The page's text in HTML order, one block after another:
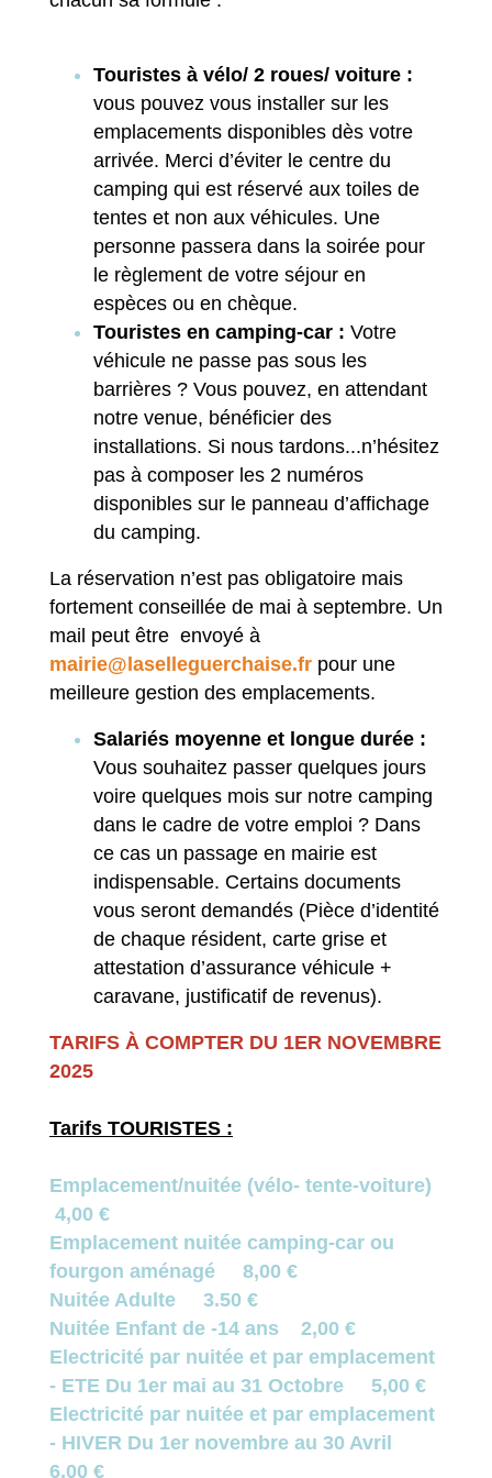
Touristes à vélo/ 2 roues/ voiture :
vous pouvez vous installer sur les
emplacements disponibles dès votre
arrivée. Merci d’éviter le centre du
camping qui est réservé aux toiles de
tentes et non aux véhicules. Une
personne passera dans la soirée pour
le règlement de votre séjour en
espèces ou en chèque.
Touristes en camping-car : Votre
véhicule ne passe pas sous les
barrières ? Vous pouvez, en attendant
notre venue, bénéficier des
installations. Si nous tardons...n’hésitez
pas à composer les 2 numéros
disponibles sur le panneau d’affichage
du camping.
La réservation n’est pas obligatoire mais
fortement conseillée de mai à septembre. Un
mail peut être envoyé à
mairie@laselleguerchaise.fr pour une
meilleure gestion des emplacements.
Salariés moyenne et longue durée :
Vous souhaitez passer quelques jours
voire quelques mois sur notre camping
dans le cadre de votre emploi ? Dans
ce cas un passage en mairie est
indispensable. Certains documents
vous seront demandés (Pièce d’identité
de chaque résident, carte grise et
attestation d’assurance véhicule +
caravane, justificatif de revenus).
TARIFS À COMPTER DU 1ER NOVEMBRE
2025
Tarifs TOURISTES :
Emplacement/nuitée (vélo- tente-voiture)
4,00 €
Emplacement nuitée camping-car ou
fourgon aménagé 8,00 €
Nuitée Adulte 3.50 €
Nuitée Enfant de -14 ans 2,00 €
Electricité par nuitée et par emplacement
- ETE Du 1er mai au 31 Octobre 5,00 €
Electricité par nuitée et par emplacement
- HIVER Du 1er novembre au 30 Avril
6,00 €